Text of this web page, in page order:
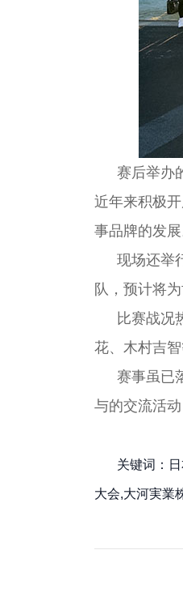
赛后举办
近年来积极
事品牌的发展
现场还举
队，预计将
比赛战况
花、木村吉
赛事虽已
与的交流活
关键词：
大会,大河実業